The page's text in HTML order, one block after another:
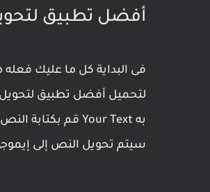
أفضل تطبيق
فى البداية كل ما عليك
سيتم تحويل النص إلى